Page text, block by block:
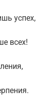
успех,
всех!